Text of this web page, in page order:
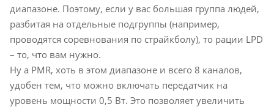
диапазоне. Поэтому, если у вас большая группа людей,
разбитая на отдельные подгруппы (например,
проводятся соревнования по страйкболу), то рации LPD
– то, что вам нужно.
Ну а PMR, хоть в этом диапазоне и всего 8 каналов,
удобен тем, что можно включать передатчик на
уровень мощности 0,5 Вт. Это позволяет увеличить